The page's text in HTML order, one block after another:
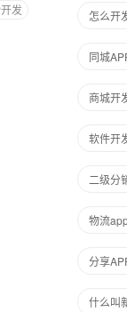
发 怎么开
同城
商城开
软件开
二级分
物流
分享
什么叫